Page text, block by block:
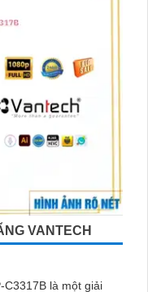
VANTECH
C3317B là một giải